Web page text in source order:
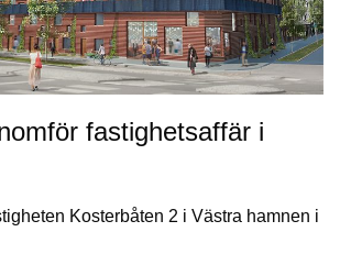
fastighetsaffär i
Kosterbåten 2 i Västra hamnen i